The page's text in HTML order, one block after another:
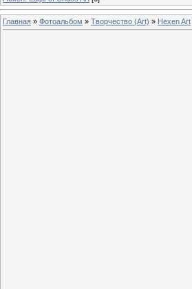
Главная » Фотоальбом » Творчество (Art) » Hexen Art